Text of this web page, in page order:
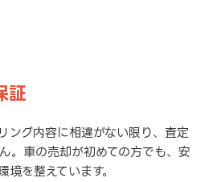
証
ング内容に相違がない限り、査定
。車の売却が初めての方でも、安
境を整えています。